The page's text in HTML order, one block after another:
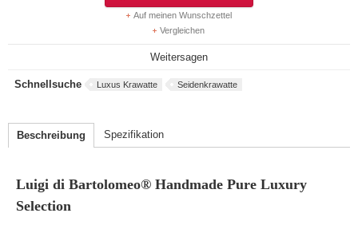
Auf meinen Wunschzettel
Vergleichen
Weitersagen
Schnellsuche Luxus Krawatte Seidenkrawatte
Beschreibung Spezifikation
Luigi di Bartolomeo® Handmade Pure Luxury
Selection